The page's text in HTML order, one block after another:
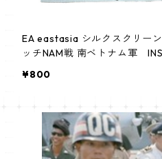
EA eastasia シルクスクリー
ッチNAM戦 南ベトナム軍
¥800